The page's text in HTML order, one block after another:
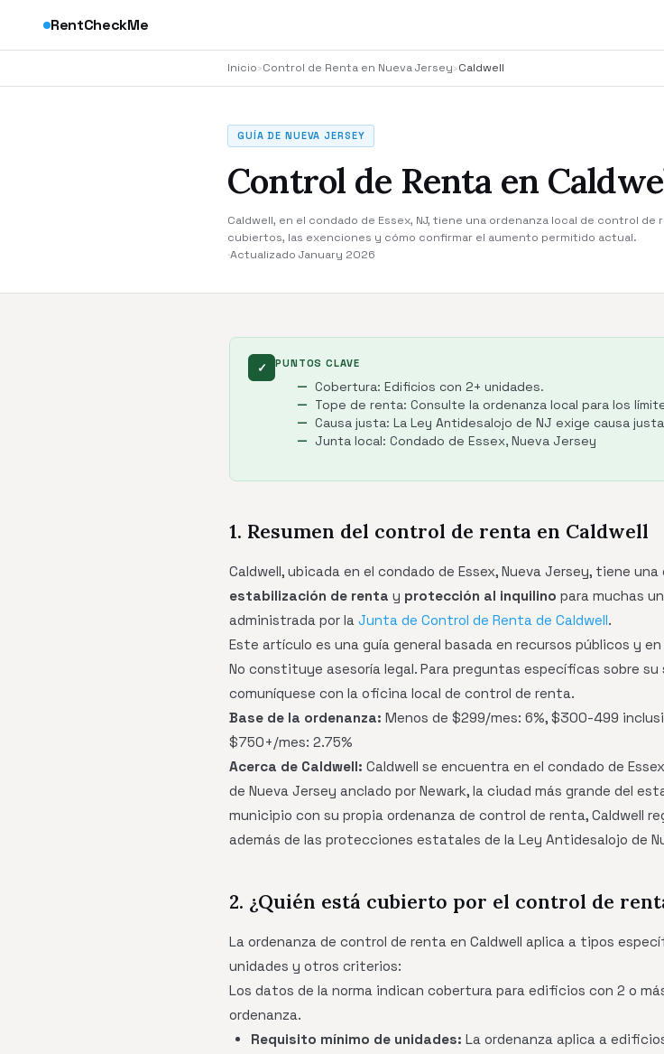
RentCheckMe
Inicio›Control de Renta en Nueva Jersey›Caldwell
GUÍA DE NUEVA JERSEY
Control de Renta en
Caldwell, en el condado de Essex, NJ, tiene una ordenanza local de control
cubiertos, las exenciones y cómo confirmar el aumento permitido actual.
·Actualizado January 2026
✓ PUNTOS CLAVE
Cobertura: Edificios con 2+ unidades.
Tope de renta: Consulte la ordenanza local para los
Causa justa: La Ley Antidesalojo de NJ exige causa
Junta local: Condado de Essex, Nueva Jersey
1. Resumen del control de renta en Caldwell
Caldwell, ubicada en el condado de Essex, Nueva Jersey, tiene
estabilización de renta y protección al inquilino para muchas
administrada por la Junta de Control de Renta de Caldwell.
Este artículo es una guía general basada en recursos públicos y
No constituye asesoría legal. Para preguntas específicas sobre
comuníquese con la oficina local de control de renta.
Base de la ordenanza: Menos de $299/mes: 6%, $300-499
$750+/mes: 2.75%
Acerca de Caldwell: Caldwell se encuentra en el condado de
de Nueva Jersey anclado por Newark, la ciudad más grande del
municipio con su propia ordenanza de control de renta, Caldwell
además de las protecciones estatales de la Ley Antidesalojo de
2. ¿Quién está cubierto por el control de
La ordenanza de control de renta en Caldwell aplica a tipos
unidades y otros criterios:
Los datos de la norma indican cobertura para edificios con 2 o
ordenanza.
Requisito mínimo de unidades: La ordenanza aplica a